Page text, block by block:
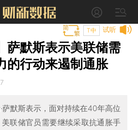
试听
T中
萨默斯表示美联储需
的行动来遏制通胀
萨默斯表示，面对持续在40年高位
联储官员需要继续采取抗通胀手